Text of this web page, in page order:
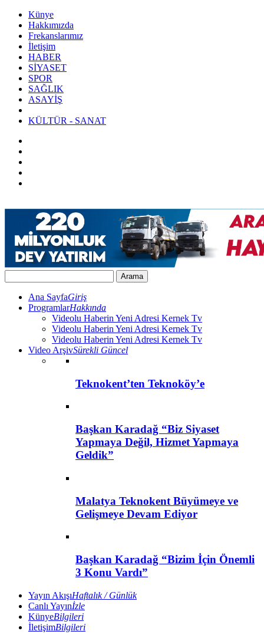
Künye
Hakkımızda
Frekanslarımız
İletişim
HABER
SİYASET
SPOR
SAĞLIK
ASAYİŞ
KÜLTÜR - SANAT
Ana SayfaGiriş
ProgramlarHakkında
Videolu Haberin Yeni Adresi Kernek Tv
Videolu Haberin Yeni Adresi Kernek Tv
Videolu Haberin Yeni Adresi Kernek Tv
Video ArşivSürekli Güncel
Teknokent’ten Teknoköy’e
Başkan Karadağ “Biz Siyaset
Yapmaya Değil, Hizmet Yapmaya
Geldik”
Malatya Teknokent Büyümeye ve
Gelişmeye Devam Ediyor
Başkan Karadağ “Bizim İçin Önemli
3 Konu Vardı”
Yayın AkışıHaftalık / Günlük
Canlı Yayınİzle
KünyeBilgileri
İletişimBilgileri